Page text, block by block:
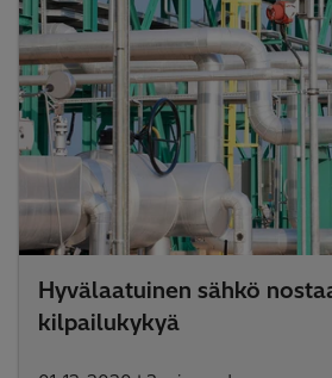
Hyvälaatuinen sähkö
kilpailukykyä